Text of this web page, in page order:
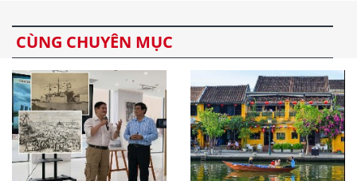
CÙNG CHUYÊN MỤC